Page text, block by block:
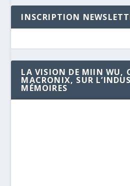
INSCRIPTION
LA VISION DE MIIN WU,
MACRONIX, SUR
MÉMOIRES